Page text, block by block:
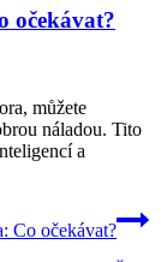
očekávat?
můžete
náladou. Tito
a
Co očekávat?